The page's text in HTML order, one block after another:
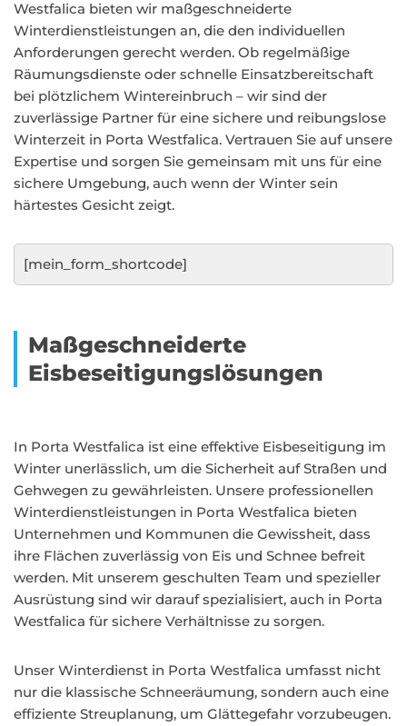
Westfalica bieten wir maßgeschneiderte
Winterdienstleistungen an, die den individuellen
Anforderungen gerecht werden. Ob regelmäßige
Räumungsdienste oder schnelle Einsatzbereitschaft
bei plötzlichem Wintereinbruch – wir sind der
zuverlässige Partner für eine sichere und reibungslose
Winterzeit in Porta Westfalica. Vertrauen Sie auf unsere
Expertise und sorgen Sie gemeinsam mit uns für eine
sichere Umgebung, auch wenn der Winter sein
härtestes Gesicht zeigt.
[mein_form_shortcode]
Maßgeschneiderte
Eisbeseitigungslösungen
In Porta Westfalica ist eine effektive Eisbeseitigung im
Winter unerlässlich, um die Sicherheit auf Straßen und
Gehwegen zu gewährleisten. Unsere professionellen
Winterdienstleistungen in Porta Westfalica bieten
Unternehmen und Kommunen die Gewissheit, dass
ihre Flächen zuverlässig von Eis und Schnee befreit
werden. Mit unserem geschulten Team und spezieller
Ausrüstung sind wir darauf spezialisiert, auch in Porta
Westfalica für sichere Verhältnisse zu sorgen.
Unser Winterdienst in Porta Westfalica umfasst nicht
nur die klassische Schneeräumung, sondern auch eine
effiziente Streuplanung, um Glättegefahr vorzubeugen.